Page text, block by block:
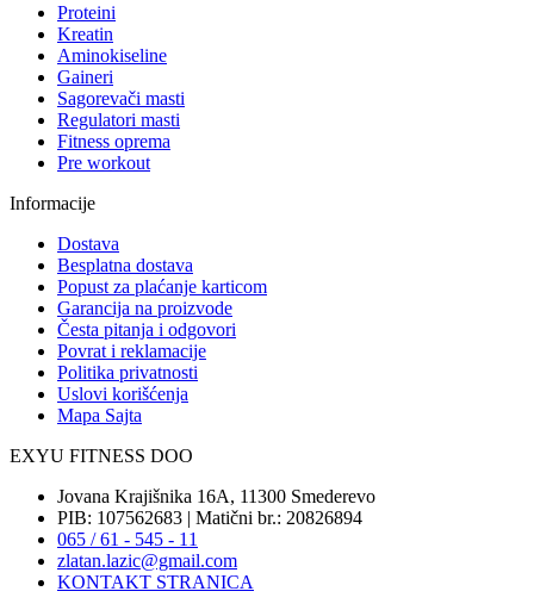
Proteini
Kreatin
Aminokiseline
Gaineri
Sagorevači masti
Regulatori masti
Fitness oprema
Pre workout
Informacije
Dostava
Besplatna dostava
Popust za plaćanje karticom
Garancija na proizvode
Česta pitanja i odgovori
Povrat i reklamacije
Politika privatnosti
Uslovi korišćenja
Mapa Sajta
EXYU FITNESS DOO
Jovana Krajišnika 16A, 11300 Smederevo
PIB: 107562683 | Matični br.: 20826894
065 / 61 - 545 - 11
zlatan.lazic@gmail.com
KONTAKT STRANICA